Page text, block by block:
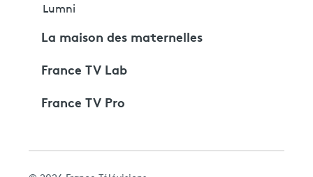
Lumni
La maison des maternelles
France TV Lab
France TV Pro